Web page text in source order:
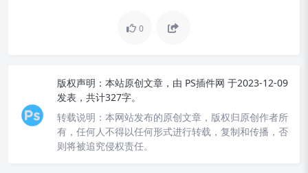
0
版权声明： 本站原创文章，由 PS插件网 于2023-12-09
发表，共计327字。
转载说明： 本网站发布的原创文章，版权归原创作者所
有，任何人不得以任何形式进行转载，复制和传播，否
则将被追究侵权责任。